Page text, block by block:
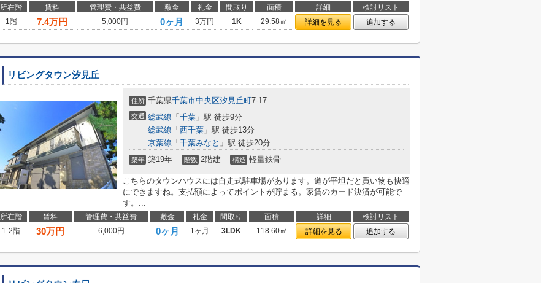
所在階 賃料 管理費・共益費 敷金 礼金 間取り 面積 詳細
検討リスト
1階
7.4万円 5,000円 0ヶ月 3万円 1K 29.58㎡ 詳細を見る 追加する
リビングタウン汐見丘
住所 千葉県千葉市中央区汐見丘町7-17
交通 総武線 「 千葉 」駅 徒歩9分
総武線 「 西千葉 」駅 徒歩13分
京葉線 「 千葉みなと 」駅 徒歩20分
築年 築19年 階数 2階建 構造 軽量鉄骨
こちらのタウンハウスには自走式駐車場があります。道が平坦だと買い物も快適
にできますね。支払額によってポイントが貯まる。家賃のカード決済が可能で
す。...
所在階 賃料 管理費・共益費 敷金 礼金 間取り 面積 詳細
検討リスト
1-2階
30万円 6,000円 0ヶ月 1ヶ月 3LDK 118.60㎡ 詳細を見る 追加する